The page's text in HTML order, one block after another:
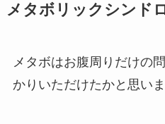
メタボリックシンド
メタボはお腹周りだけの
かりいただけたかと思いま